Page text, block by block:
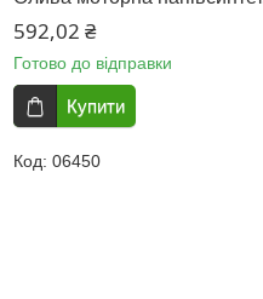
592,02 ₴
Готово до відправки
Купити
06450